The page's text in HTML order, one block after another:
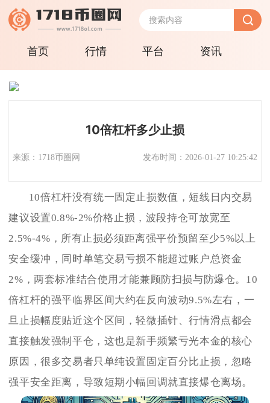
首页 行情 平台 资讯
10倍杠杆多少止损
来源：1718币圈网 发布时间：2026-01-27 10:25:42
10倍杠杆没有统一固定止损数值，短线日内交易
建议设置0.8%-2%价格止损，波段持仓可放宽至
2.5%-4%，所有止损必须距离强平价预留至少5%以上
安全缓冲，同时单笔交易亏损不能超过账户总资金
2%，两套标准结合使用才能兼顾防扫损与防爆仓。10
倍杠杆的强平临界区间大约在反向波动9.5%左右，一
旦止损幅度贴近这个区间，轻微插针、行情滑点都会
直接触发强制平仓，这也是新手频繁亏光本金的核心
原因，很多交易者只单纯设置固定百分比止损，忽略
强平安全距离，导致短期小幅回调就直接爆仓离场。